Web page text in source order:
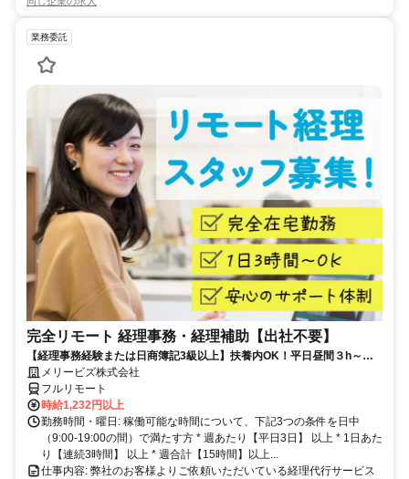
業務委託
完全リモート 経理事務・経理補助【出社不要】
【経理事務経験または日商簿記3級以上】扶養内OK！平日昼間３h～。
完全在宅で育児・介護中の方も大歓迎♪
メリービズ株式会社
フルリモート
時給1,232円以上
勤務時間・曜日: 稼働可能な時間について、下記3つの条件を日中
（9:00-19:00の間）で満たす方 * 週あたり【平日3日】 以上 * 1日あた
り【連続3時間】 以上 * 週合計【15時間】以上...
仕事内容: 弊社のお客様よりご依頼いただいている経理代行サービス